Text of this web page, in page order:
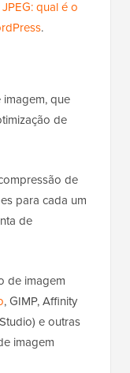
qual é o
.
que
de
de
para cada um
de
de imagem
, GIMP, Affinity
e outras
imagem